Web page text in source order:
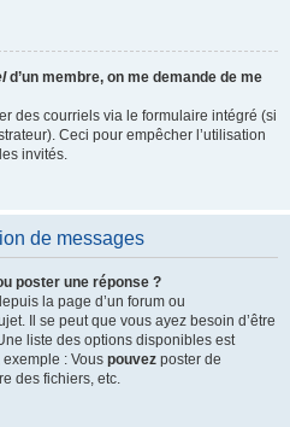
d’un membre, on me demande de me
des courriels via le formulaire intégré (si
Ceci pour empêcher l’utilisation
invités.
de messages
poster une réponse ?
la page d’un forum ou
Il se peut que vous ayez besoin d’être
liste des options disponibles est
: Vous pouvez poster de
des fichiers, etc.